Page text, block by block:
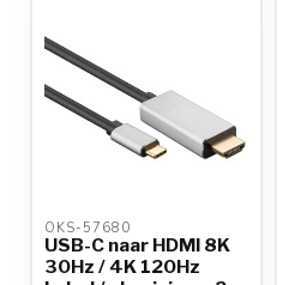
OKS-57680
USB-C naar HDMI 8K
30Hz / 4K 120Hz